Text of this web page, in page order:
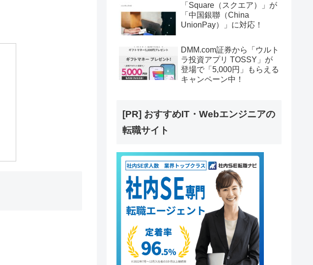
「Square（スクエア）」が
「中国銀聯（China
UnionPay）」に対応！
DMM.com証券から「ウルト
ラ投資アプリ TOSSY」が
登場で「5,000円」もらえる
キャンペーン中！
[PR] おすすめIT・Webエンジニアの
転職サイト